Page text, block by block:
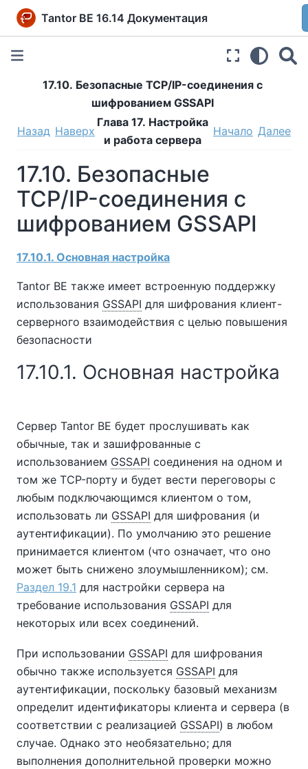
Tantor BE 16.14 Документация
17.10. Безопасные TCP/IP-соединения с
шифрованием GSSAPI
Назад Наверх
Глава 17. Настройка
и работа сервера
Начало Далее
17.10. Безопасные
TCP/IP-соединения с
шифрованием GSSAPI
17.10.1. Основная настройка
Tantor BE также имеет встроенную поддержку
использования GSSAPI для шифрования клиент-
серверного взаимодействия с целью повышения
безопасности
17.10.1. Основная настройка
Сервер Tantor BE будет прослушивать как
обычные, так и зашифрованные с
использованием GSSAPI соединения на одном и
том же TCP-порту и будет вести переговоры с
любым подключающимся клиентом о том,
использовать ли GSSAPI для шифрования (и
аутентификации). По умолчанию это решение
принимается клиентом (что означает, что оно
может быть снижено злоумышленником); см.
Раздел 19.1 для настройки сервера на
требование использования GSSAPI для
некоторых или всех соединений.
При использовании GSSAPI для шифрования
обычно также используется GSSAPI для
аутентификации, поскольку базовый механизм
определит идентификаторы клиента и сервера (в
соответствии с реализацией GSSAPI) в любом
случае. Однако это необязательно; для
выполнения дополнительной проверки можно